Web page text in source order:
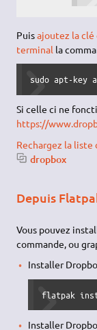
Puisajoutez la clé
terminal la
sudo apt-key
Si celle ci ne
https://
Rechargez la liste
dropbox
Depuis
Vous pouvez
commande, ou
Installer
flatpak
Installer